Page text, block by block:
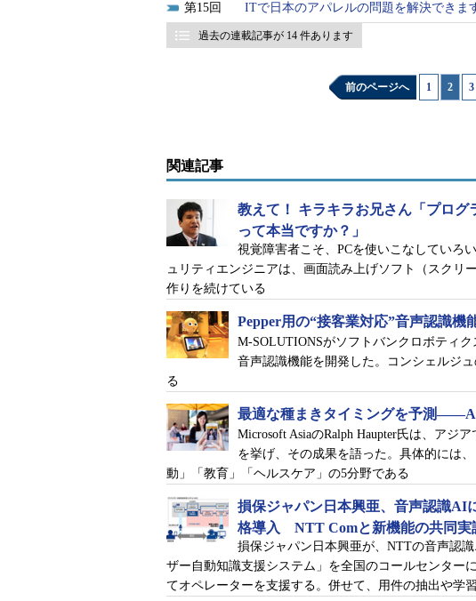
の手を煩わせるとなると遠慮してしまいがちだ
て、「聴覚障がい者は情報障がい者」となりが
同じく聴覚障がいがありながら、コーポレー
のプログラム運営管理に当たっている菊池美
をサポートしてくれることで、気を使わなくて
そうだ。
こんな経験を踏まえて室山氏は「現代はテク
デザインシンキングで形にしていった
TransCommunicator PC版の表示イメージ
ア社
シン
イプ
フィ
とい
「例えば、アクションボタンを用意したのは
が出るだけだと、当の本人には聞こえないので
らない』というフィードバックを受けて、ボタ
にしました。このように自分たちだけでは気付
した」（堺氏）
15 ITで日本のアパレルの問題を解決できま
過去の連載記事が 14 件あります
前のページへ 1 2 3
関連記事
教えて！ キラキラお兄さん「プロ
って本当ですか？」
視覚障害者こそ、PCを使いこなしてい
ュリティエンジニアは、画面読み上げソフト（スクリ
作りを続けている
Pepper用の“接客業対応”音声認識機
M-SOLUTIONSがソフトバンクロボティ
音声認識機能を開発した。コンシェルジ
る
最適な種まきタイミングを予測
Microsoft AsiaのRalph Haupter氏は、アジ
を挙げ、その成果を語った。具体的には
動」「教育」「ヘルスケア」の5分野である
損保ジャパン日本興亜、音声認識AI
格導入 NTT Comと新機能の共同実
損保ジャパン日本興亜が、NTTの音声認
ザー自動知識支援システム」を全国のコールセンター
てオペレーターを支援する。併せて、用件の抽出や学